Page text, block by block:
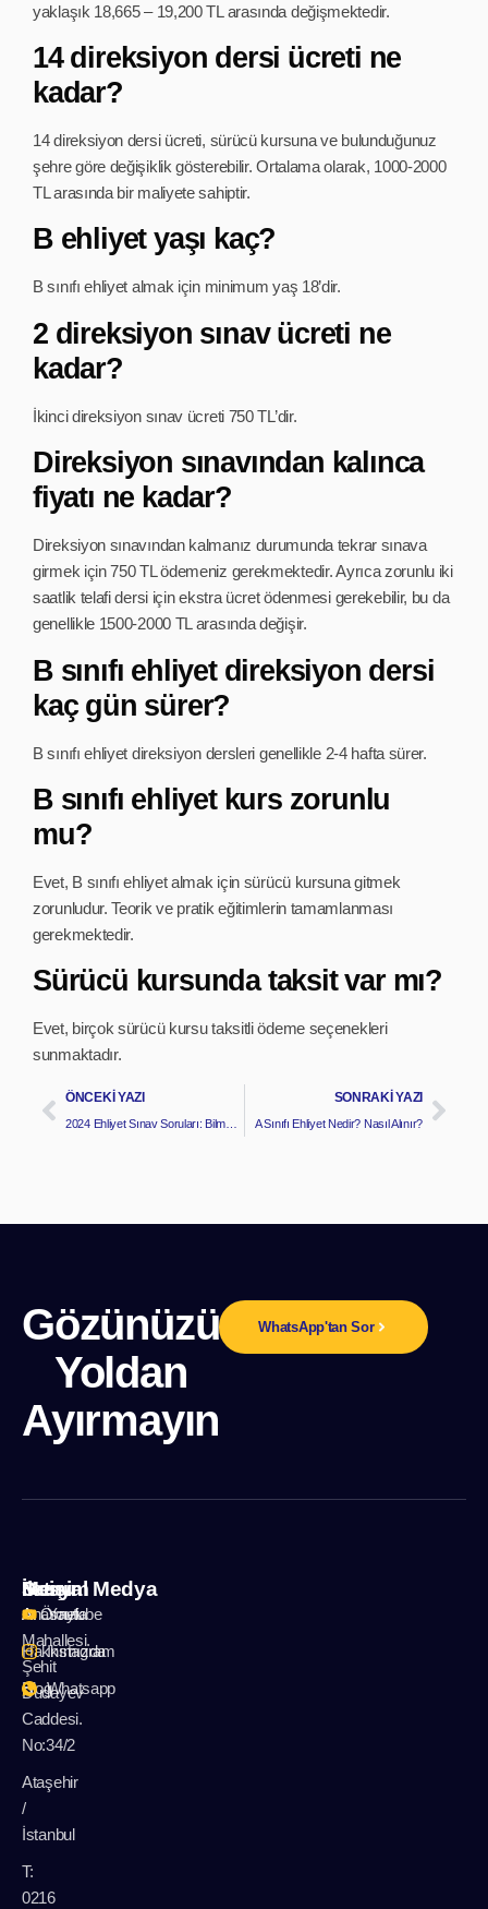
yaklaşık 18,665 – 19,200 TL arasında değişmektedir.
14 direksiyon dersi ücreti ne
kadar?
14 direksiyon dersi ücreti, sürücü kursuna ve bulunduğunuz
şehre göre değişiklik gösterebilir. Ortalama olarak, 1000-2000
TL arasında bir maliyete sahiptir.
B ehliyet yaşı kaç?
B sınıfı ehliyet almak için minimum yaş 18’dir.
2 direksiyon sınav ücreti ne
kadar?
İkinci direksiyon sınav ücreti 750 TL’dir.
Direksiyon sınavından kalınca
fiyatı ne kadar?
Direksiyon sınavından kalmanız durumunda tekrar sınava
girmek için 750 TL ödemeniz gerekmektedir. Ayrıca zorunlu iki
saatlik telafi dersi için ekstra ücret ödenmesi gerekebilir, bu da
genellikle 1500-2000 TL arasında değişir.
B sınıfı ehliyet direksiyon dersi
kaç gün sürer?
B sınıfı ehliyet direksiyon dersleri genellikle 2-4 hafta sürer.
B sınıfı ehliyet kurs zorunlu
mu?
Evet, B sınıfı ehliyet almak için sürücü kursuna gitmek
zorunludur. Teorik ve pratik eğitimlerin tamamlanması
gerekmektedir.
Sürücü kursunda taksit var mı?
Evet, birçok sürücü kursu taksitli ödeme seçenekleri
sunmaktadır.
ÖNCEKI YAZI SONRAKI YAZI
A Sınıfı Ehliyet Nedir? Nasıl Alınır?
Gözünüzü
Yoldan
Ayırmayın
WhatsApp'tan Sor
İletişim
A: Örnek
Mahallesi.
Şehit
Dudayev
Caddesi.
No:34/2
Ataşehir
/
İstanbul
T:
0216
Menu
Anasayfa
Hakkımızda
Blog
Sosyal Medya
Youtube
Instagram
Whatsapp